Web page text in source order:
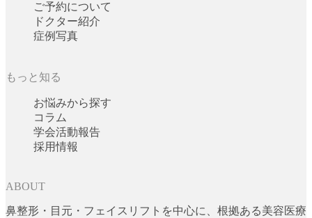
ご予約について
ドクター紹介
症例写真
もっと知る
お悩みから探す
コラム
学会活動報告
採用情報
ABOUT
鼻整形・目元・フェイスリフトを中心に、根拠ある美容医療